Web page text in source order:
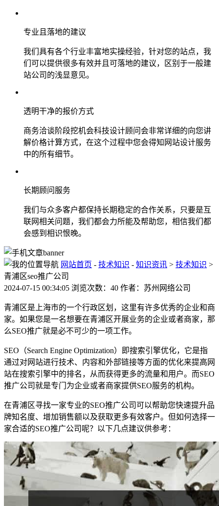
专业且落地的建议
我们具有各个行业丰富地实操经验，针对您的站点，我
们可以提供很多有效并且可落地的建议，区别于一般建
站公司的浅显意见。
透明干净的报价方式
商务洽谈阶段挖机会科技设计顾问会非常详细的向您讲
解价格计算方式，在这个过程中您会得知网站设计服务
中的所有细节。
长期顾问服务
我们与众多客户都保持长期稳定的合作关系，只要是互
联网相关问题，我们都会力所能及帮助您，相信我们都
会感到相识恨晚。
网站首页 - 技术知识 - 知识资讯 > 技术知识 >
青浦区seo推广公司
2024-07-15 00:34:05 浏览次数：40 作者：苏州网络公司
青浦区是上海市的一个行政区划，这里有许多优秀的企业和商
家。如果您是一名想要在青浦区开展业务的企业或者商家，那
么SEO推广就是必不可少的一项工作。
SEO（Search Engine Optimization）即搜索引擎优化，它是指
通过对网站进行技术、内容和外部链接等方面的优化来提高网
站在搜索引擎中的排名，从而获得更多的流量和用户。而SEO
推广公司就是专门为企业或者商家提供SEO服务的机构。
在青浦区寻找一家专业的SEO推广公司可以帮助您快速提升品
牌知名度、增加销售额以及获取更多有效客户。但如何选择一
家合适的SEO推广公司呢？以下几点建议供参考：